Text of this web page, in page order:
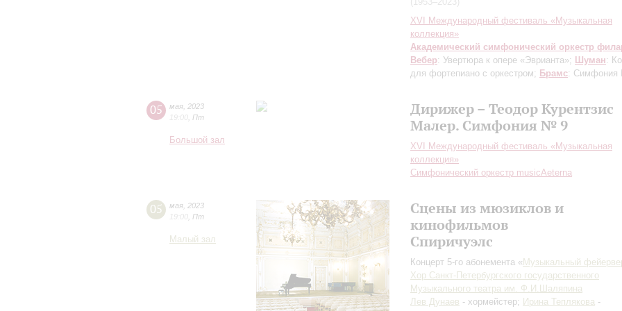
XVI Международный фестиваль «Музыкальная
коллекция»
Академический симфонический оркестр
Вебер: Увертюра к опере «Эврианта»; Шуман:
для фортепиано с оркестром; Брамс:
05 мая 2023
19:00 Пт
Большой зал
Дирижер – Теодор Курентзис
Малер. Симфония № 9
XVI Международный фестиваль «Музыкальная
коллекция»
Симфонический оркестр musicAeterna
05 мая 2023
19:00 Пт
Малый зал
Сцены из мюзиклов и
кинофильмов
Спиричуэлс
Концерт 5-го абонемента « Музыкальный
Хор Санкт-Петербургского государственного
Музыкального театра им. Ф.И.Шаляпина
Лев Дунаев - хормейстер; Ирина Теплякова -